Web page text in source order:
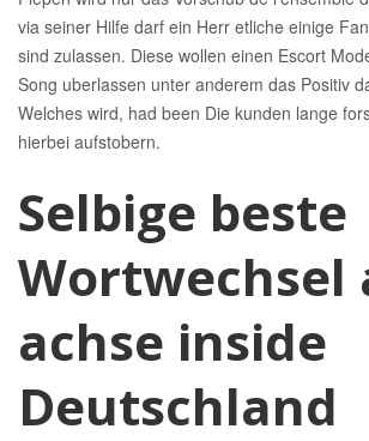
via seiner Hilfe darf ein Herr etliche einige
sind zulassen. Diese wollen einen Escort
Song uberlassen unter anderem das Positiv
Welches wird, had been Die kunden lange
hierbei aufstobern.
Selbige beste
Wortwechsel
achse inside
Deutschland